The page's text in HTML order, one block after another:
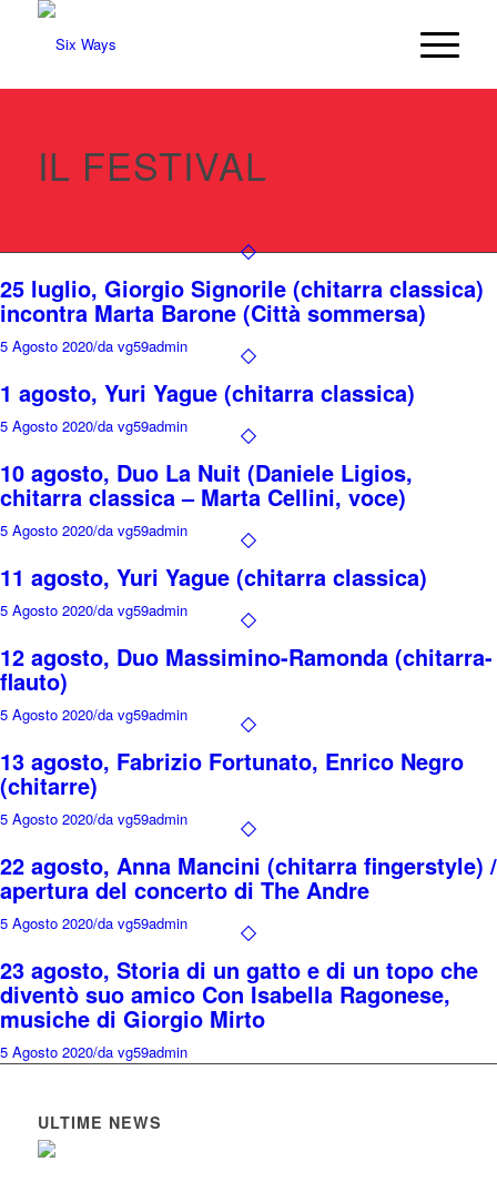
IL FESTIVAL
25 luglio, Giorgio Signorile (chitarra classica)
incontra Marta Barone (Città sommersa)
5 Agosto 2020/da vg59admin
1 agosto, Yuri Yague (chitarra classica)
5 Agosto 2020/da vg59admin
10 agosto, Duo La Nuit (Daniele Ligios,
chitarra classica – Marta Cellini, voce)
5 Agosto 2020/da vg59admin
11 agosto, Yuri Yague (chitarra classica)
5 Agosto 2020/da vg59admin
12 agosto, Duo Massimino-Ramonda (chitarra-
flauto)
5 Agosto 2020/da vg59admin
13 agosto, Fabrizio Fortunato, Enrico Negro
(chitarre)
5 Agosto 2020/da vg59admin
22 agosto, Anna Mancini (chitarra fingerstyle) /
apertura del concerto di The Andre
5 Agosto 2020/da vg59admin
23 agosto, Storia di un gatto e di un topo che
diventò suo amico Con Isabella Ragonese,
musiche di Giorgio Mirto
5 Agosto 2020/da vg59admin
ULTIME NEWS